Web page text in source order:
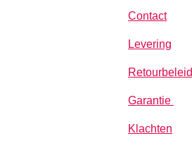
Contact
Levering
Retourbeleid
Garantie
Klachten